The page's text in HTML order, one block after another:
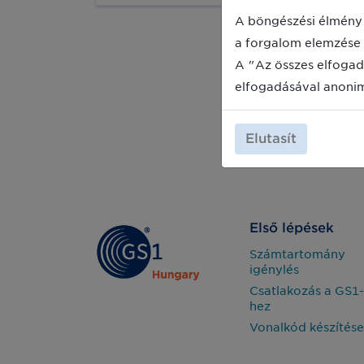
bemutató kampány célja, hogy a
közül is minél többen
megismerhessék az új
védjegyrendszert és annak előnyeit. A
KMÉ-védjegyekkel fémjelzett,
megbízható minőségű termékek
mögött ellenőrzött alapanyagok és
gyártási folyamatok állnak, tudhattuk
meg az AMC közleményéből.
Első lépések
Számtartomány
igénylés
Csatlakozás a GS1-
hez
Vonalkód készítése
A böngészési
a forgalom
A "Az összes
elfogadásával
Elutasít